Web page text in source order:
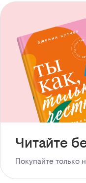
Читайте
Покупайте только